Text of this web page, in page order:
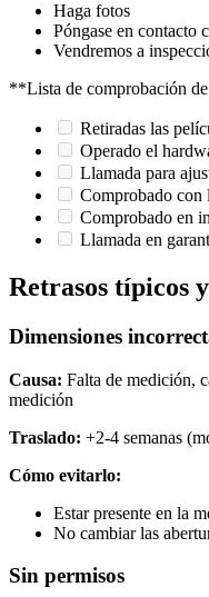
Haga fotos
Póngase en contacto
Vendremos a
**Lista de comprobación
Retiradas las
Operado el
Llamada para
Comprobado
Comprobado en
Llamada en
Retrasos típicos
Dimensiones
Causa: Falta de medición,
medición
Traslado: +2-4 semanas
Cómo evitarlo:
Estar presente en la
No cambiar las
Sin permisos